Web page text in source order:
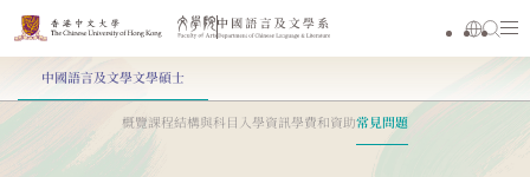
中國語言及文學文學碩士
概覽課程結構與科目 入學資訊學費和資助常見問題